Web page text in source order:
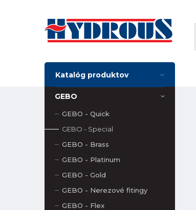
Katalóg produktov
GEBO
GEBO - Quick
GEBO - Special
GEBO - Brass
GEBO - Platinum
GEBO - Gold
GEBO - Nerezové fitingy
GEBO - Flex